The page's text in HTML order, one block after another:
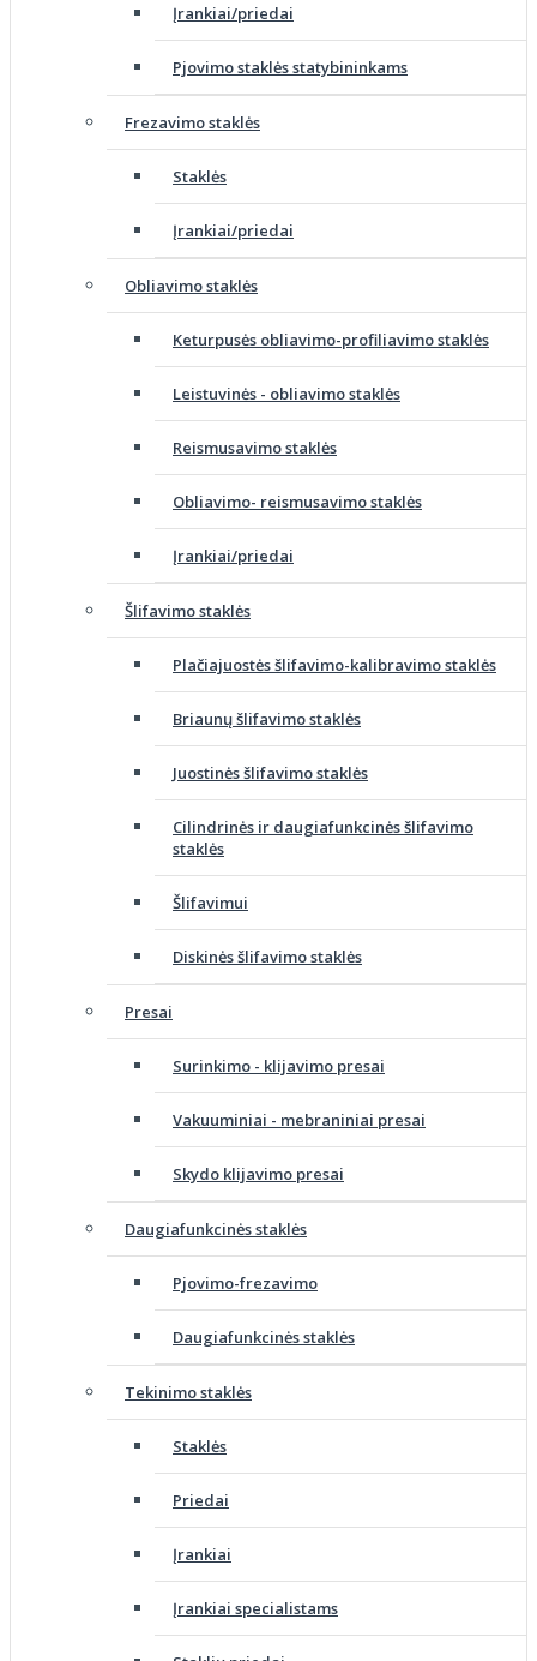
Įrankiai/priedai
Pjovimo staklės statybininkams
Frezavimo staklės
Staklės
Įrankiai/priedai
Obliavimo staklės
Keturpusės obliavimo-profiliavimo staklės
Leistuvinės - obliavimo staklės
Reismusavimo staklės
Obliavimo- reismusavimo staklės
Įrankiai/priedai
Šlifavimo staklės
Plačiajuostės šlifavimo-kalibravimo staklės
Briaunų šlifavimo staklės
Juostinės šlifavimo staklės
Cilindrinės ir daugiafunkcinės šlifavimo
staklės
Šlifavimui
Diskinės šlifavimo staklės
Presai
Surinkimo - klijavimo presai
Vakuuminiai - mebraniniai presai
Skydo klijavimo presai
Daugiafunkcinės staklės
Pjovimo-frezavimo
Daugiafunkcinės staklės
Tekinimo staklės
Staklės
Priedai
Įrankiai
Įrankiai specialistams